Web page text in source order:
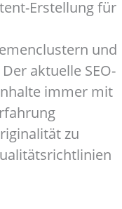
Erstellung für
und
aktuelle SEO-
immer mit
zu